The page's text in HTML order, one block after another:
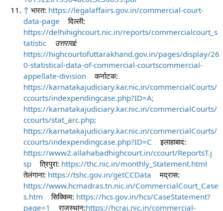
↑ भारत: https://legalaffairs.gov.in/commercial-court-
data-page
दिल्ली:
https://delhihighcourt.nic.in/reports/commercialcourt_s
tatistic
उत्तराखं:
https://highcourtofuttarakhand.gov.in/pages/display/26
0-statistical-data-of-commercial-courtscommercial-
appellate-division
कर्नाटक:
https://karnatakajudiciary.kar.nic.in/commercialCourts/
ccourts/indexpendingcase.php?ID=A;
https://karnatakajudiciary.kar.nic.in/commercialCourts/
ccourts/stat_arc.php;
https://karnatakajudiciary.kar.nic.in/commercialCourts/
ccourts/indexpendingcase.php?ID=C
इलाहाबाद:
https://www2.allahabadhighcourt.in/ccourt/ReportsT.j
sp
त्रिपुरा: https://thc.nic.in/monthly_Statement.html
तेलंगाना: https://tshc.gov.in/getCCData
मद्रास:
https://www.hcmadras.tn.nic.in/CommercialCourt_Case
s.htm
सिक्किम: https://hcs.gov.in/hcs/CaseStatement?
page=1
राजस्थान:https://hcraj.nic.in/commercial-